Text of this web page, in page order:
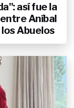
así fue la
Aníbal
los Abuelos